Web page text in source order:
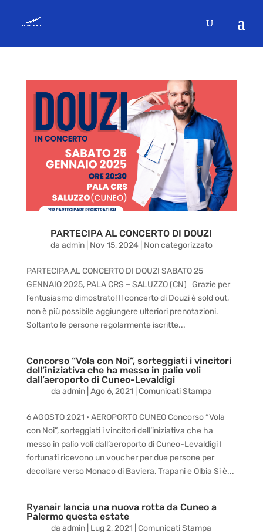
PARTECIPA AL CONCERTO DI DOUZI
da admin| Nov 15, 2024 Non categorizzato
PARTECIPA AL CONCERTO DI DOUZI SABATO 25
GENNAIO 2025, PALA CRS – SALUZZO (CN) Grazie per
l’entusiasmo dimostrato! Il concerto di Douzi è sold out,
non è più possibile aggiungere ulteriori prenotazioni.
Soltanto le persone regolarmente iscritte...
Concorso “Vola con Noi”, sorteggiati i vincitori
dell’iniziativa che ha messo in palio voli
dall’aeroporto di Cuneo-Levaldigi
da admin| Ago 6, 2021 Comunicati Stampa
6 AGOSTO 2021 • AEROPORTO CUNEO Concorso “Vola
con Noi”, sorteggiati i vincitori dell’iniziativa che ha
messo in palio voli dall’aeroporto di Cuneo-Levaldigi I
fortunati ricevono un voucher per due persone per
decollare verso Monaco di Baviera, Trapani e Olbia Si è...
Ryanair lancia una nuova rotta da Cuneo a
Palermo questa estate
daadmin Lug 2, 2021 |Comunicati Stampa